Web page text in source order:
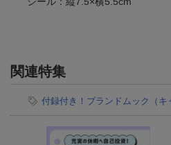
関連特集
付録付き！ブランドムック（キ